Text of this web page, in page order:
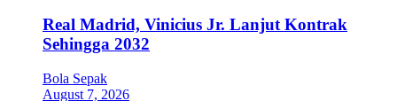
Real Madrid, Vinicius Jr. Lanjut Kontrak
Sehingga 2032
Bola Sepak
August 7, 2026